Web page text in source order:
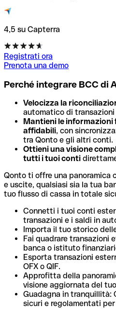
4,5 su Capterra
Registrati ora
Prenota una demo
Perché integrare BCC di
Velocizza la
automatico di
Mantieni le
affidabili, con
tra Qonto e gli altri conti.
Ottieni una visione
tutti i tuoi conti
Qonto ti offre una panoramica
e uscite, qualsiasi sia la tua
tuo flusso di cassa in totale
Connetti i tuoi conti
transazioni e i saldi in
Importa il tuo storico
Fai quadrare transazioni
banca o istituto
Esporta transazioni
OFX o QIF.
Approfitta della
visione aggiornata del
Guadagna in tranquillità:
sicuri e regolamentati